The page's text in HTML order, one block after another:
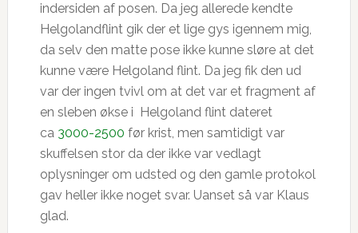
indersiden af posen. Da jeg allerede kendte
Helgolandflint gik der et lige gys igennem mig,
da selv den matte pose ikke kunne sløre at det
kunne være Helgoland flint. Da jeg fik den ud
var der ingen tvivl om at det var et fragment af
en sleben økse i Helgoland flint dateret
ca 3000-2500 før krist, men samtidigt var
skuffelsen stor da der ikke var vedlagt
oplysninger om udsted og den gamle protokol
gav heller ikke noget svar. Uanset så var Klaus
glad.